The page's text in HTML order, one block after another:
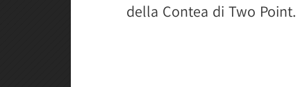
della Contea di Two Point.